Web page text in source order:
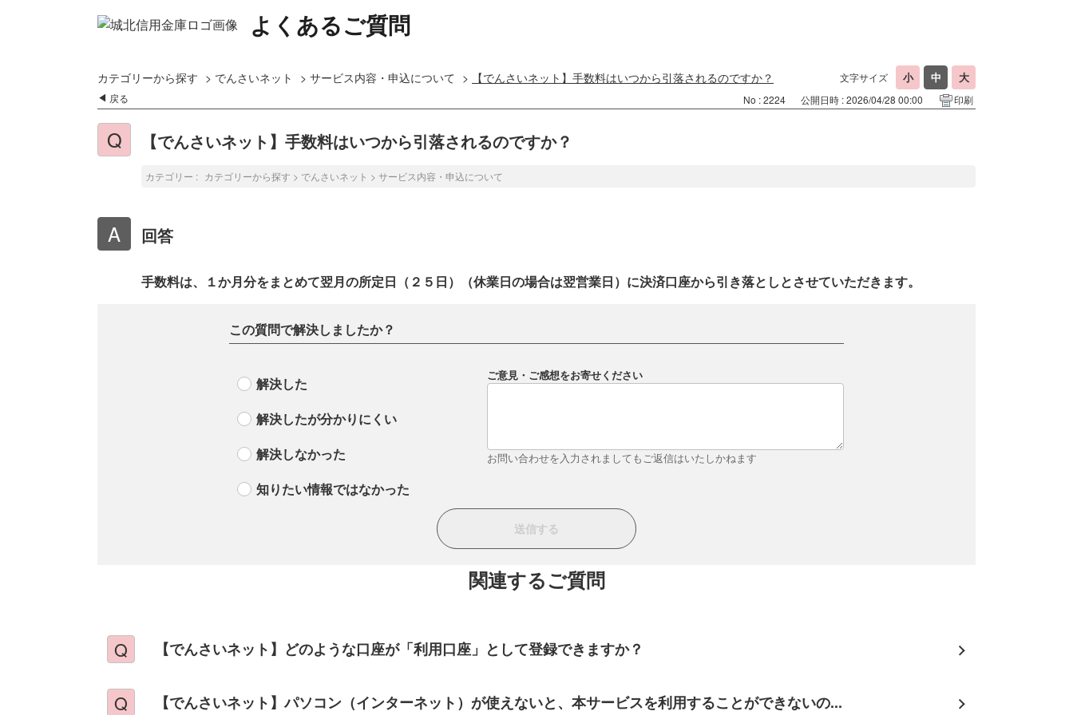
よくあるご質問
文字サイズ
カテゴリーから探す > でんさいネット > サービス内容・申込について > 【でんさいネット】手数料はいつから引落されるのですか？
戻る No : 2224 公開日時 : 2026/04/28 00:00 印刷
【でんさいネット】手数料はいつから引落されるのですか？
カテゴリー : カテゴリーから探す > でんさいネット > サービス内容・申込について
回答
手数料は、１か月分をまとめて翌月の所定日（２５日）（休業日の場合は翌営業日）に決済口座から引き落としとさせていただきます。
この質問で解決しましたか？
解決した
解決したが分かりにくい
解決しなかった
知りたい情報ではなかった
ご意見・ご感想をお寄せください
お問い合わせを入力されましてもご返信はいたしかねます
関連するご質問
【でんさいネット】どのような口座が「利用口座」として登録できますか？
【でんさいネット】パソコン（インターネット）が使えないと、本サービスを利用することができないの...